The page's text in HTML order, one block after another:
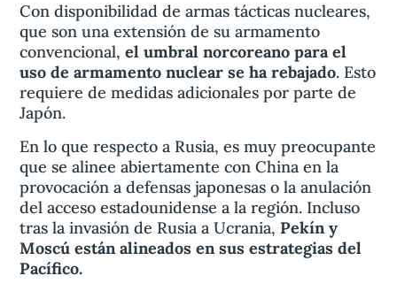
Con disponibilidad de armas tácticas nucleares,
que son una extensión de su armamento
convencional,el umbral norcoreano para el
uso de armamento nuclear se ha rebajado. Esto
requiere de medidas adicionales por parte de
Japón.
En lo que respecto a Rusia, es muy preocupante
que se alinee abiertamente con China en la
provocación a defensas japonesas o la anulación
del acceso estadounidense a la región. Incluso
tras la invasión de Rusia a Ucrania, Pekín y
Moscú están alineados en sus estrategias del
Pacífico.